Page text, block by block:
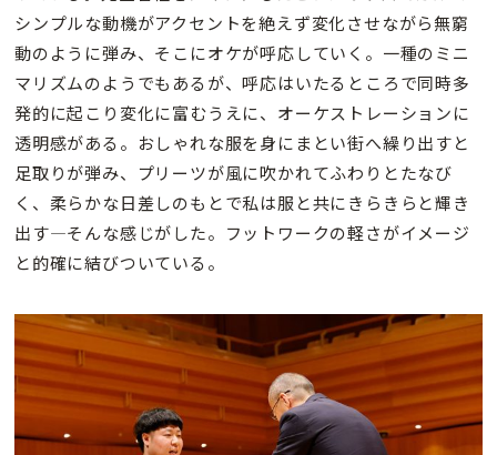
シンプルな動機がアクセントを絶えず変化させながら無窮
動のように弾み、そこにオケが呼応していく。一種のミニ
マリズムのようでもあるが、呼応はいたるところで同時多
発的に起こり変化に富むうえに、オーケストレーションに
透明感がある。おしゃれな服を身にまとい街へ繰り出すと
足取りが弾み、プリーツが風に吹かれてふわりとたなび
く、柔らかな日差しのもとで私は服と共にきらきらと輝き
出す―そんな感じがした。フットワークの軽さがイメージ
と的確に結びついている。